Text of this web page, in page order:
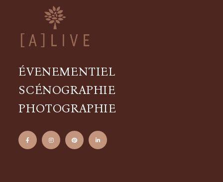
ÉVENEMENTIEL
SCÉNOGRAPHIE
PHOTOGRAPHIE